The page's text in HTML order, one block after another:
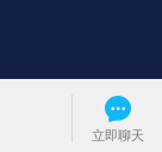
苏公网安